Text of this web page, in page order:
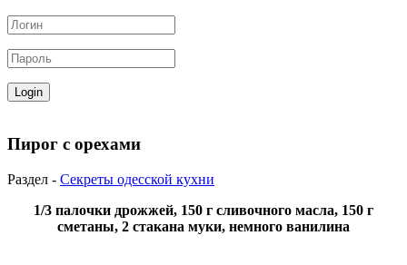
Пирог с орехами
Раздел - Секреты одесской кухни
1/3 палочки дрожжей, 150 г сливочного масла, 150 г
сметаны, 2 стакана муки, немного ванилина